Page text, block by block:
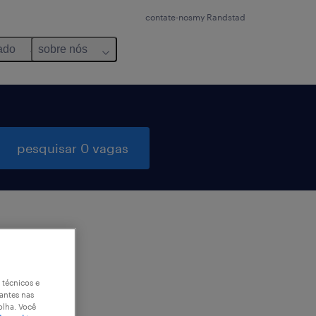
contate-nosmy Randstad
sobre nós
pesquisar 0 vagas
técnicos e
nas
Você